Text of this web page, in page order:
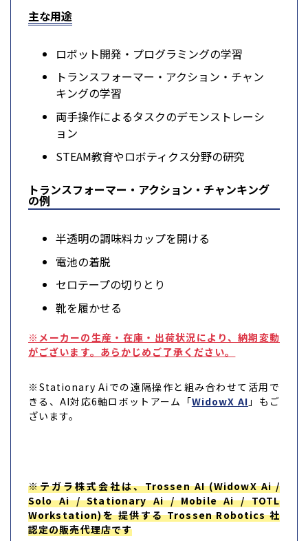
主な用途
ロボット開発・プログラミングの学習
トランスフォーマー・アクション・チャン
キングの学習
両手操作によるタスクのデモンストレーシ
ョン
STEAM教育やロボティクス分野の研究
トランスフォーマー・アクション・チャンキング
の例
半透明の調味料カップを開ける
電池の着脱
セロテープの切りとり
靴を履かせる
※メーカーの生産・在庫・出荷状況により、納期変動
がございます。あらかじめご了承ください。
※Stationary Aiでの遠隔操作と組み合わせて活用で
きる、AI対応6軸ロボットアーム「WidowX AI 」もご
ざいます。
※テガラ株式会社は、Trossen AI (WidowX Ai /
Solo Ai / Stationary Ai / Mobile Ai / TOTL
Workstation)を 提供する Trossen Robotics 社
認定の販売代理店です